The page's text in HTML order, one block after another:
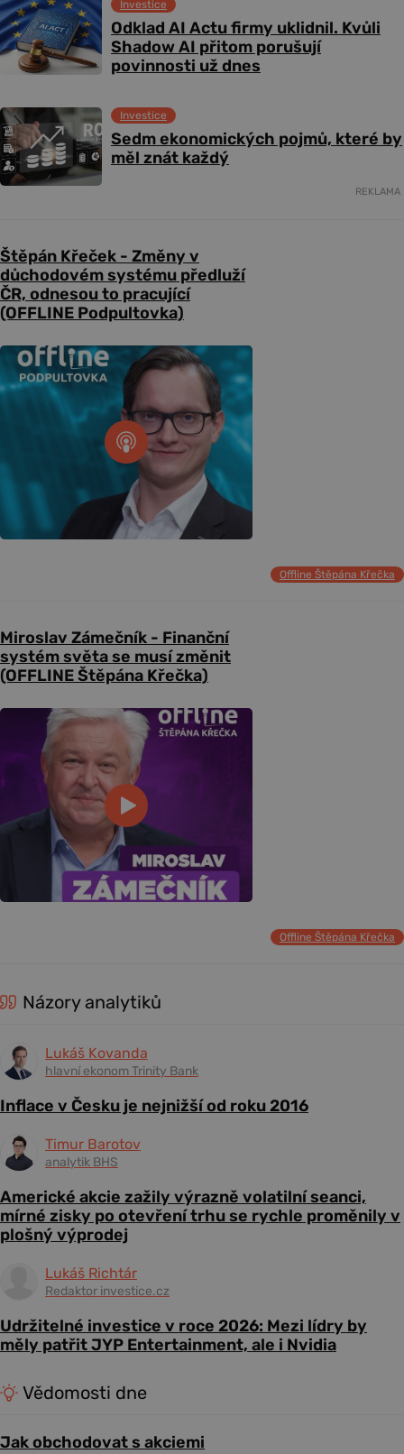
Odklad AI Actu firmy uklidnil. Kvůli
Shadow AI přitom porušují
povinnosti už dnes
Investice
Sedm ekonomických pojmů, které by
měl znát každý
Investice
REKLAMA
Štěpán Křeček - Změny v
důchodovém systému předluží
ČR, odnesou to pracující
(OFFLINE Podpultovka)
Offline Štěpána Křečka
Miroslav Zámečník - Finanční
systém světa se musí změnit
(OFFLINE Štěpána Křečka)
Offline Štěpána Křečka
Názory analytiků
Lukáš Kovanda
hlavní ekonom Trinity Bank
Inflace v Česku je nejnižší od roku 2016
Timur Barotov
analytik BHS
Americké akcie zažily výrazně volatilní seanci,
mírné zisky po otevření trhu se rychle proměnily v
plošný výprodej
Lukáš Richtár
Redaktor investice.cz
Udržitelné investice v roce 2026: Mezi lídry by
měly patřit JYP Entertainment, ale i Nvidia
Vědomosti dne
Jak obchodovat s akciemi